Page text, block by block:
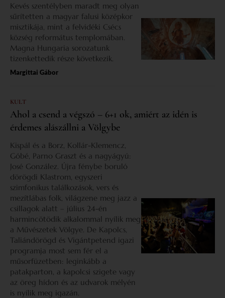
Kevés szentélyben maradt meg olyan
sűrítetten a magyar falusi középkor
misztikája, mint a felvidéki Csécs
község református templomában.
Magna Hungaria sorozatunk
tizenkettedik része következik.
Margittai Gábor
KULT
Ahol a csend a végszó – 6+1 ok, amiért az idén is
érdemes alászállni a Völgybe
Kispál és a Borz, Kollár-Klemencz,
Góbé, Parno Graszt és a nagyágyú:
José González. Újra fénybe boruló
dörögdi Klastrom, egyszeri
szimfonikus találkozások, vers és
mezítlábas folk, világzene meg jazz a
csillagok alatt – július 24-én
harmincötödik alkalommal nyílik meg
a Művészetek Völgye. De Kapolcs,
Taliándörögd és Vigántpetend igazi
programja most sem fér el a
műsorfüzetben: leginkább a
patakparton, a kapolcsi szigete vagy
az öreg hídon és az udvarok mélyén
is nyílik meg igazán.